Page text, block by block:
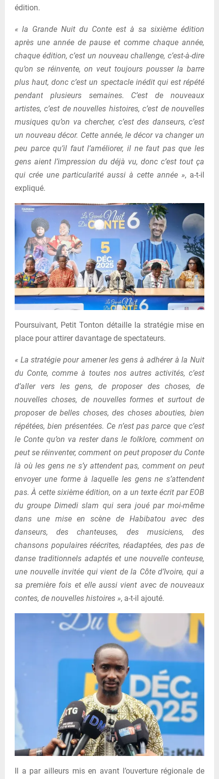
édition.
« la Grande Nuit du Conte est à sa sixième édition
après une année de pause et comme chaque année,
chaque édition, c’est un nouveau challenge, c’est-à-dire
qu’on se réinvente, on veut toujours pousser la barre
plus haut, donc c’est un spectacle inédit qui est répété
pendant plusieurs semaines. C’est de nouveaux
artistes, c’est de nouvelles histoires, c’est de nouvelles
musiques qu’on va chercher, c’est des danseurs, c’est
un nouveau décor. Cette année, le décor va changer un
peu parce qu’il faut l’améliorer, il ne faut pas que les
gens aient l’impression du déjà vu, donc c’est tout ça
qui crée une particularité aussi à cette année », a-t-il
expliqué.
Poursuivant, Petit Tonton détaille la stratégie mise en
place pour attirer davantage de spectateurs.
« La stratégie pour amener les gens à adhérer à la Nuit
du Conte, comme à toutes nos autres activités, c’est
d’aller vers les gens, de proposer des choses, de
nouvelles choses, de nouvelles formes et surtout de
proposer de belles choses, des choses abouties, bien
répétées, bien présentées. Ce n’est pas parce que c’est
le Conte qu’on va rester dans le folklore, comment on
peut se réinventer, comment on peut proposer du Conte
là où les gens ne s’y attendent pas, comment on peut
envoyer une forme à laquelle les gens ne s’attendent
pas. À cette sixième édition, on a un texte écrit par EOB
du groupe Dimedi slam qui sera joué par moi-même
dans une mise en scène de Habibatou avec des
danseurs, des chanteuses, des musiciens, des
chansons populaires réécrites, réadaptées, des pas de
danse traditionnels adaptés et une nouvelle conteuse,
une nouvelle invitée qui vient de la Côte d’Ivoire, qui a
sa première fois et elle aussi vient avec de nouveaux
contes, de nouvelles histoires », a-t-il ajouté.
Il a par ailleurs mis en avant l’ouverture régionale de